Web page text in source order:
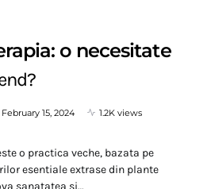
o necesitate
February 15, 2024
1.2K views
o practica veche, bazata pe
esentiale extrase din plante
sanatatea si…